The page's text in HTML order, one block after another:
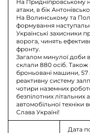
На Придніпровському
атаки, в бік
На Волинському та
формування
Українські захисники
ворога, чинять
фронту.
Загалом минулої доби
склали 880 осіб.
броньовані машини, 57
реактивну систему
чотири наземних
безпілотних літальних
автомобільної техніки
Слава Україні!
Дата